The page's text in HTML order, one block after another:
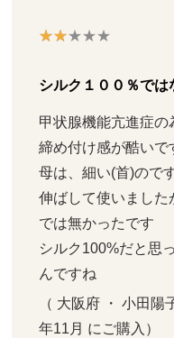
シルク１００％では
甲状腺機能亢進症の
締め付け感が酷いで
母は、細い(首)ので
伸ばして使いまし
では無かったです
シルク100%だと思
んですね
（ 大阪府 ・ 小田
年11月 にご購入）